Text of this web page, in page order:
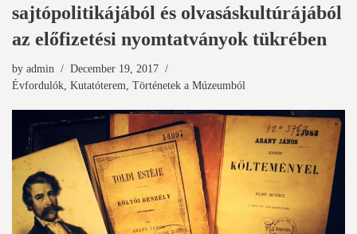
sajtópolitikájából és olvasáskultúrájából
az előfizetési nyomtatványok tükrében
by admin
December 19, 2017
Évfordulók, Kutatóterem, Történetek a Múzeumból